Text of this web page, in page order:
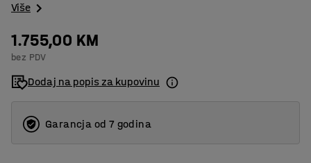
Više
1.755,00 KM
bez PDV
Dodaj na popis za kupovinu
Garancja od 7 godina